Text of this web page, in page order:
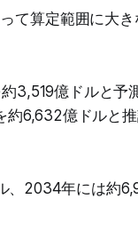
て算定範囲に大き
億ドルと予測
6,632億ドルと
、2034年には約